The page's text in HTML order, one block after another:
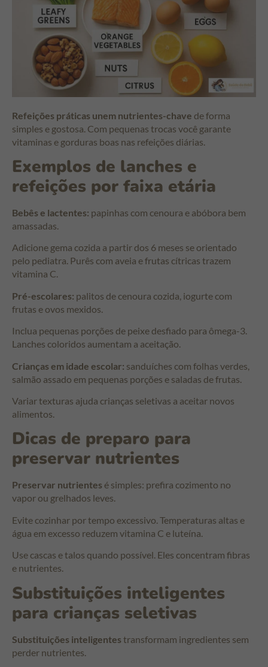
Refeições práticas unem nutrientes-chave de forma
simples e gostosa. Com pequenas trocas você garante
vitaminas e gorduras boas nas refeições diárias.
Exemplos de lanches e
refeições por faixa etária
Bebês e lactentes: papinhas com cenoura e abóbora bem
amassadas.
Adicione gema cozida a partir dos 6 meses se orientado
pelo pediatra. Purês com aveia e frutas cítricas trazem
vitamina C.
Pré-escolares: palitos de cenoura cozida, iogurte com
frutas e ovos mexidos.
Inclua pequenas porções de peixe desfiado para ômega-3.
Lanches coloridos aumentam a aceitação.
Crianças em idade escolar: sanduíches com folhas verdes,
salmão assado em pequenas porções e saladas de frutas.
Variar texturas ajuda crianças seletivas a aceitar novos
alimentos.
Dicas de preparo para
preservar nutrientes
Preservar nutrientes é simples: prefira cozimento no
vapor ou grelhados leves.
Evite cozinhar por tempo excessivo. Temperaturas altas e
água em excesso reduzem vitamina C e luteína.
Use cascas e talos quando possível. Eles concentram fibras
e nutrientes.
Substituições inteligentes
para crianças seletivas
Substituições inteligentes transformam ingredientes sem
perder nutrientes.